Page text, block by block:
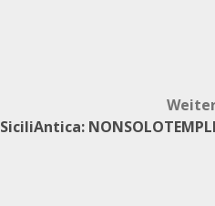
SiciliAntica: